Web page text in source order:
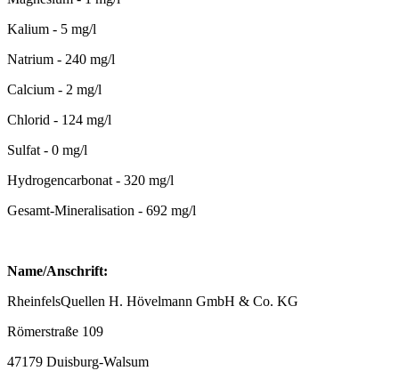
Kalium - 5 mg/l
Natrium - 240 mg/l
Calcium - 2 mg/l
Chlorid - 124 mg/l
Sulfat - 0 mg/l
Hydrogencarbonat - 320 mg/l
Gesamt-Mineralisation - 692 mg/l
Name/Anschrift:
RheinfelsQuellen H. Hövelmann GmbH & Co. KG
Römerstraße 109
47179 Duisburg-Walsum